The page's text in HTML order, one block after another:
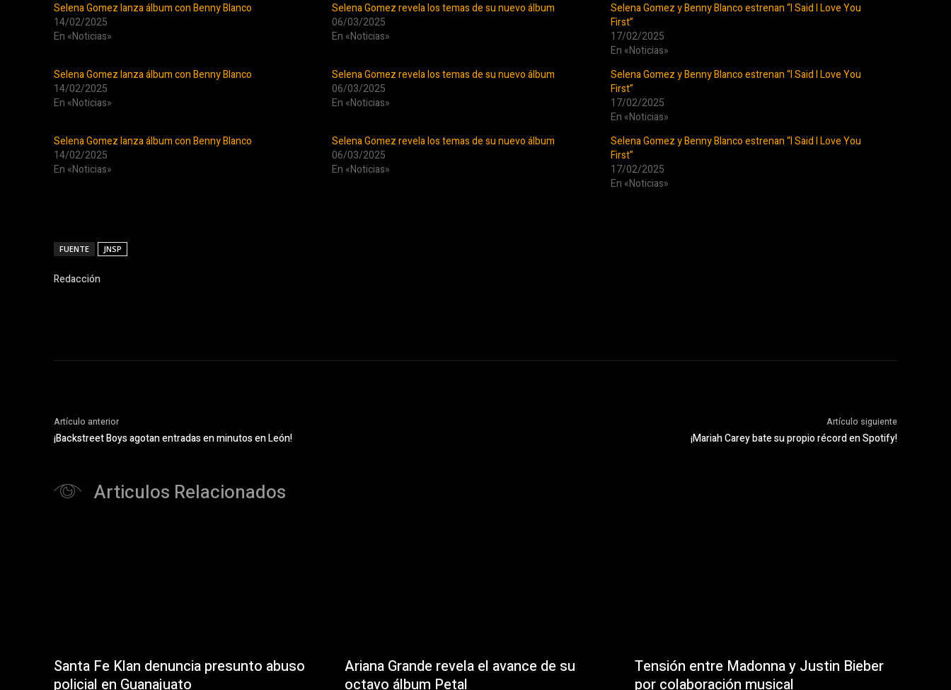
Selena Gomez lanza álbum con Benny Blanco
14/02/2025
En «Noticias»
Selena Gomez revela los temas de su nuevo álbum
06/03/2025
En «Noticias»
Selena Gomez y Benny Blanco estrenan “I Said I Love You
First”
17/02/2025
En «Noticias»
Selena Gomez lanza álbum con Benny Blanco
14/02/2025
En «Noticias»
Selena Gomez revela los temas de su nuevo álbum
06/03/2025
En «Noticias»
Selena Gomez y Benny Blanco estrenan “I Said I Love You
First”
17/02/2025
En «Noticias»
Selena Gomez lanza álbum con Benny Blanco
14/02/2025
En «Noticias»
Selena Gomez revela los temas de su nuevo álbum
06/03/2025
En «Noticias»
Selena Gomez y Benny Blanco estrenan “I Said I Love You
First”
17/02/2025
En «Noticias»
FUENTE JNSP
Redacción
Artículo anterior
¡Backstreet Boys agotan entradas en minutos en León!
Artículo siguiente
¡Mariah Carey bate su propio récord en Spotify!
Articulos Relacionados
Santa Fe Klan denuncia presunto abuso
policial en Guanajuato
Ariana Grande revela el avance de su
octavo álbum Petal
Tensión entre Madonna y Justin Bieber
por colaboración musical